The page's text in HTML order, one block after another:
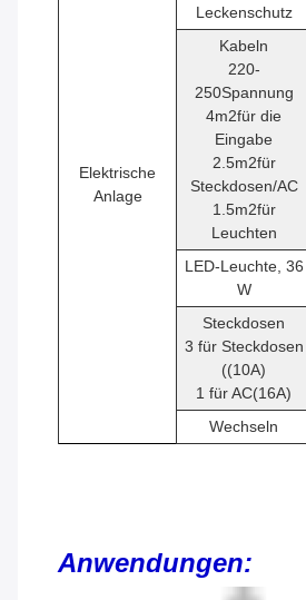
Elektrische
Anlage
Leckenschutz
Kabeln
220-
250Spannung
4m2für die
Eingabe
2.5m2für
Steckdosen/AC
1.5m2für
Leuchten
LED-Leuchte, 36
W
Steckdosen
3 für Steckdosen
((10A)
1 für AC(16A)
Wechseln
Anwendungen: